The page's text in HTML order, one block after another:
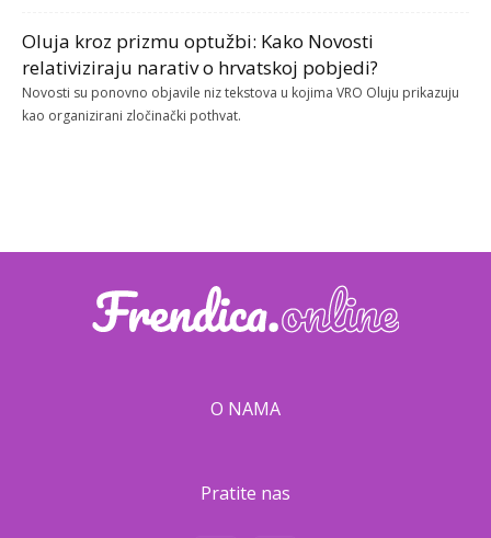
Oluja kroz prizmu optužbi: Kako Novosti
relativiziraju narativ o hrvatskoj pobjedi?
Novosti su ponovno objavile niz tekstova u kojima VRO Oluju prikazuju
kao organizirani zločinački pothvat.
O NAMA
Pratite nas